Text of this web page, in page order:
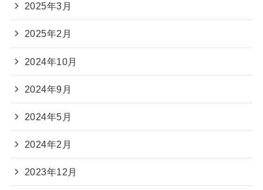
2025年3月
2025年2月
2024年10月
2024年9月
2024年5月
2024年2月
2023年12月